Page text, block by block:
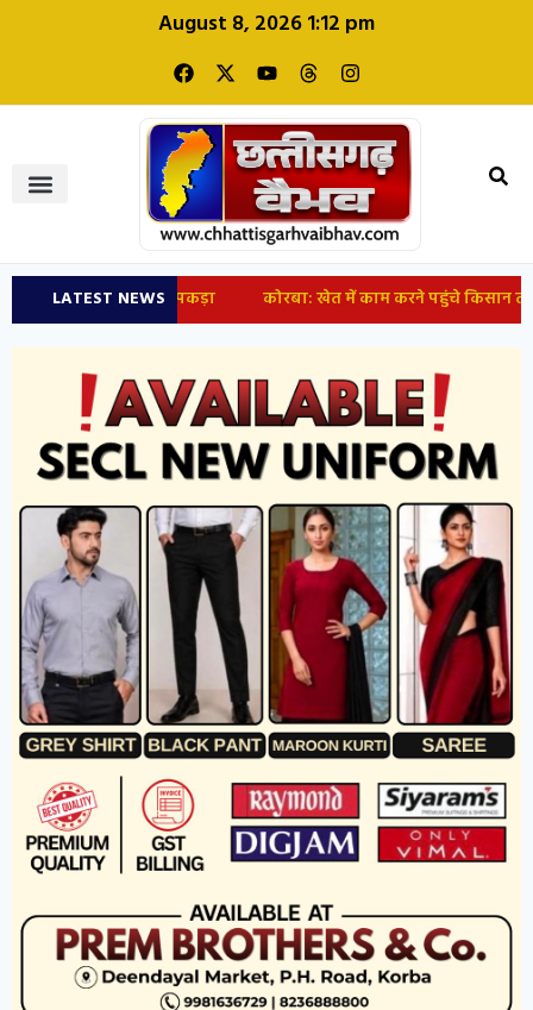
August 8, 2026 1:12 pm
LATEST NEWS कोरबा: खेत में काम करने पहुंचे किसान तो उड़े होश,